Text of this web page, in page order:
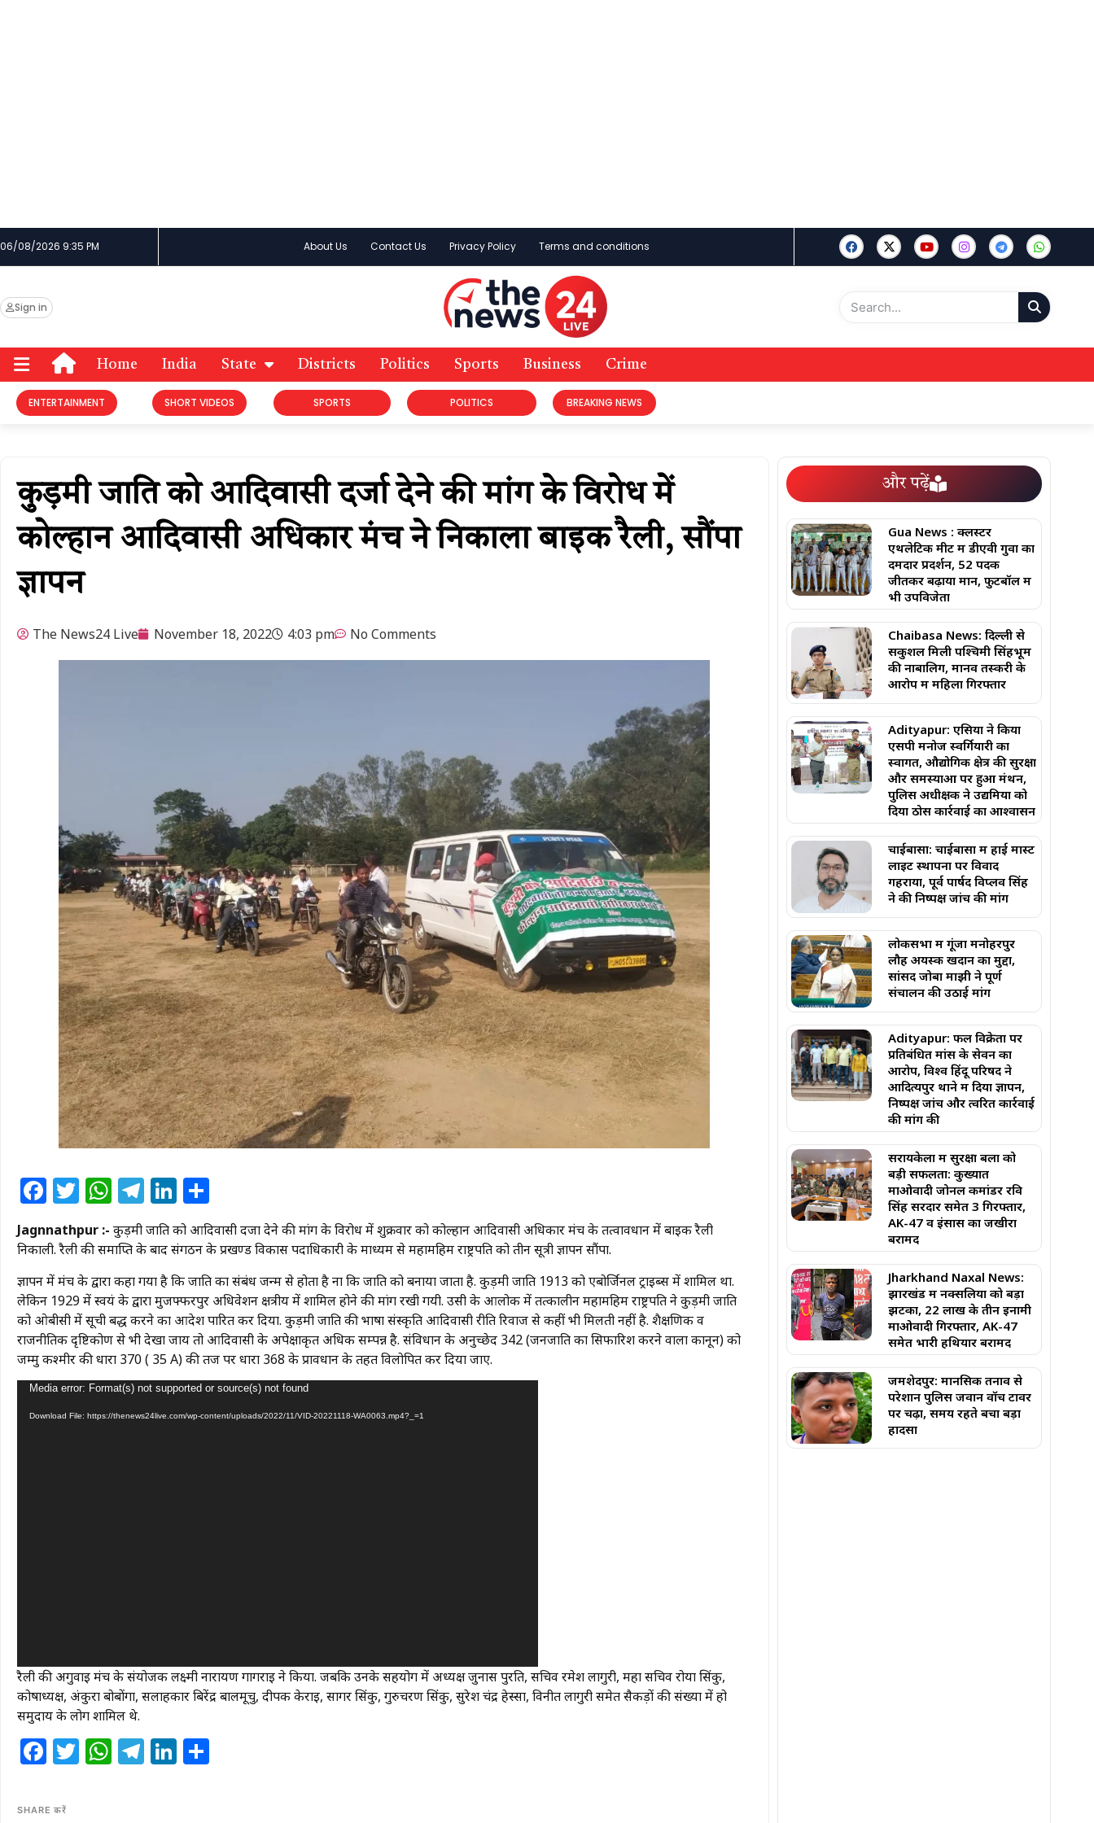
06/08/2026 9:35 PM About Us Contact Us Privacy Policy Terms and conditions
Sign in
Home India State Districts Politics Sports Business Crime
ENTERTAINMENT SHORT VIDEOS SPORTS POLITICS BREAKING NEWS
कुड़मी जाति को आदिवासी दर्जा देने की मांग के विरोध में
कोल्हान आदिवासी अधिकार मंच ने निकाला बाइक रैली, सौंपा
ज्ञापन
The News24 Live November 18, 2022 4:03 pm No Comments
Facebook
Twitter
WhatsApp
Telegram
LinkedIn
Jagnnathpur :- कुड़मी जाति को आदिवासी दर्जा देने की मांग के विरोध में शुक्रवार को कोल्हान आदिवासी अधिकार मंच के तत्वावधान में बाईक रैली
निकाली. रैली की समाप्ति के बाद संगठन के प्रखण्ड विकास पदाधिकारी के माध्यम से महामहिम राष्ट्रपति को तीन सूत्री ज्ञापन सौंपा.
ज्ञापन में मंच के द्वारा कहा गया है कि जाति का संबंध जन्म से होता है ना कि जाति को बनाया जाता है. कुड़मी जाति 1913 को एबोर्जिनल ट्राईब्स में शामिल था.
लेकिन 1929 में स्वयं के द्वारा मुजफ्फरपुर अधिवेशन क्षत्रीय में शामिल होने की मांग रखी गयी. उसी के आलोक में तत्कालीन महामहिम राष्ट्रपति ने कुड़मी जाति
को ओबीसी में सूची बद्ध करने का आदेश पारित कर दिया. कुड़मी जाति की भाषा संस्कृति आदिवासी रीति रिवाज से कहीं भी मिलती नहीं है. शैक्षणिक व
राजनीतिक दृष्टिकोण से भी देखा जाय तो आदिवासी के अपेक्षाकृत अधिक सम्पन्न है. संविधान के अनुच्छेद 342 (जनजाति का सिफारिश करने वाला कानून) को
जम्मु कश्मीर की धारा 370 ( 35 A) की तर्ज पर धारा 368 के प्रावधान के तहत विलोपित कर दिया जाए.
Video
Player
Media error: Format(s) not supported or source(s) not found
Download File: https://thenews24live.com/wp-content/uploads/2022/11/VID-20221118-WA0063.mp4?_=1
रैली की अगुवाई मंच के संयोजक लक्ष्मी नारायण गागराई ने किया. जबकि उनके सहयोग में अध्यक्ष जुनास पुरति, सचिव रमेश लागुरी, महा सचिव रोया सिंकु,
कोषाध्यक्ष, अंकुरा बोबोंगा, सलाहकार बिरेंद्र बालमूचु, दीपक केराई, सागर सिंकु, गुरुचरण सिंकु, सुरेश चंद्र हेस्सा, विनीत लागुरी समेत सैकड़ों की संख्या में हो
समुदाय के लोग शामिल थे.
Facebook
Twitter
WhatsApp
Telegram
LinkedIn
SHARE करें
और पढ़ें
Gua News : क्लस्टर
एथलेटिक मीट में डीएवी गुवा का
दमदार प्रदर्शन, 52 पदक
जीतकर बढ़ाया मान, फुटबॉल में
भी उपविजेता
Chaibasa News: दिल्ली से
सकुशल मिली पश्चिमी सिंहभूम
की नाबालिग, मानव तस्करी के
आरोप में महिला गिरफ्तार
Adityapur: एसिया ने किया
एसपी मनोज स्वर्गियारी का
स्वागत, औद्योगिक क्षेत्र की सुरक्षा
और समस्याओं पर हुआ मंथन,
पुलिस अधीक्षक ने उद्यमियों को
दिया ठोस कार्रवाई का आश्वासन
चाईबासा: चाईबासा में हाई मास्ट
लाइट स्थापना पर विवाद
गहराया, पूर्व पार्षद विप्लव सिंह
ने की निष्पक्ष जांच की मांग
लोकसभा में गूंजा मनोहरपुर
लौह अयस्क खदान का मुद्दा,
सांसद जोबा माझी ने पूर्ण
संचालन की उठाई मांग
Adityapur: फल विक्रेता पर
प्रतिबंधित मांस के सेवन का
आरोप, विश्व हिंदू परिषद ने
आदित्यपुर थाने में दिया ज्ञापन,
निष्पक्ष जांच और त्वरित कार्रवाई
की मांग की
सरायकेला में सुरक्षा बलों को
बड़ी सफलता: कुख्यात
माओवादी जोनल कमांडर रवि
सिंह सरदार समेत 3 गिरफ्तार,
AK-47 व इंसास का जखीरा
बरामद
Jharkhand Naxal News:
झारखंड में नक्सलियों को बड़ा
झटका, 22 लाख के तीन इनामी
माओवादी गिरफ्तार, AK-47
समेत भारी हथियार बरामद
जमशेदपुर: मानसिक तनाव से
परेशान पुलिस जवान वॉच टावर
पर चढ़ा, समय रहते बचा बड़ा
हादसा